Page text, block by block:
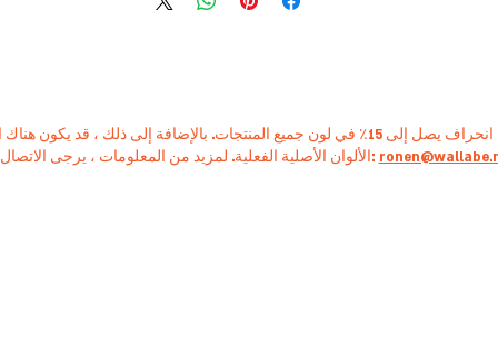
الألوان الأصلية الفعلية. لمزيد من المعلومات ، يرجى الاتصال بنا: